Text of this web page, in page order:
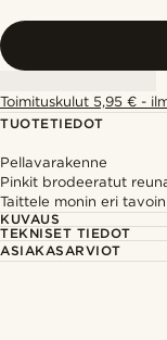
Toimituskulut 5,95 € -
TUOTETIEDOT
Pellavarakenne
Pinkit brodeeratut
Taittele monin eri tavoin
KUVAUS
TEKNISET TIEDOT
ASIAKASARVIOT